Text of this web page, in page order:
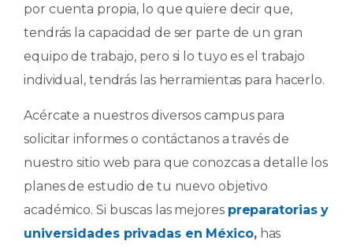
por cuenta propia, lo que quiere decir que,
tendrás la capacidad de ser parte de un gran
equipo de trabajo, pero si lo tuyo es el trabajo
individual, tendrás las herramientas para hacerlo.
Acércate a nuestros diversos campus para
solicitar informes o contáctanos a través de
nuestro sitio web para que conozcas a detalle los
planes de estudio de tu nuevo objetivo
académico. Si buscas las mejores preparatorias y
universidades privadas en México,has